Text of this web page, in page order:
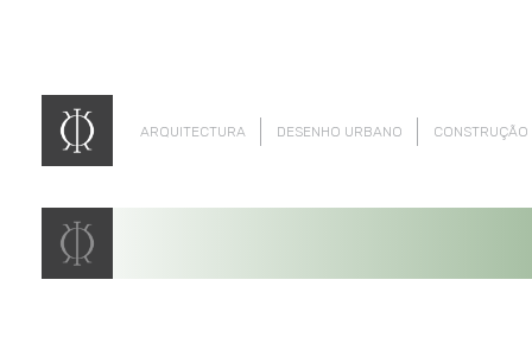
ARQUITECTURA DESENHO URBANO CONSTRUÇÃO